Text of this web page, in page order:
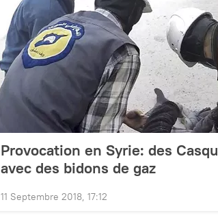
Provocation en Syrie: des
avec des bidons de gaz
11 Septembre 2018, 17:12